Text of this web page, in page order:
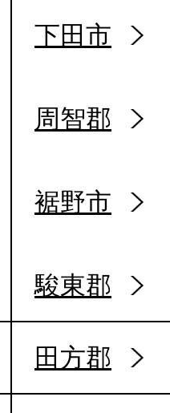
下田市
周智郡
裾野市
駿東郡
田方郡